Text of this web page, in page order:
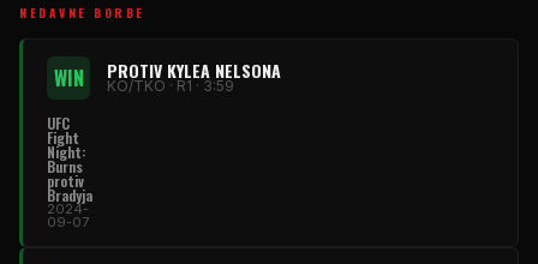
NEDAVNE BORBE
WIN PROTIV KYLEA NELSONA
KO/TKO · R1 · 3:59
UFC
Fight
Night:
Burns
protiv
Bradyja
2024-
09-07